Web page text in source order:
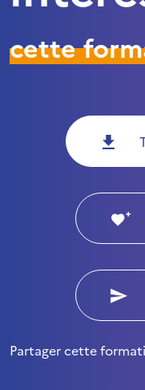
cette
Partager cette